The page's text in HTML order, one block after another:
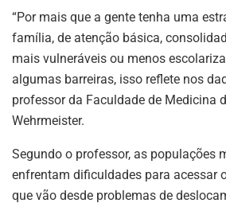
“Por mais que a gente tenha uma
família, de atenção básica,
mais vulneráveis ou menos
algumas barreiras, isso reflete nos
professor da Faculdade de Medicina
Wehrmeister.
Segundo o professor, as populações
enfrentam dificuldades para acessar
que vão desde problemas de